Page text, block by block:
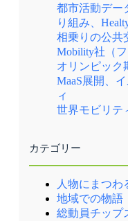
都市活動デー
り組み、
相乗りの公共
Mobility社（
オリンピック
MaaS展開、
ィ
世界モビリテ
カテゴリー
人物にまつわ
地域での物語
総動員チップ